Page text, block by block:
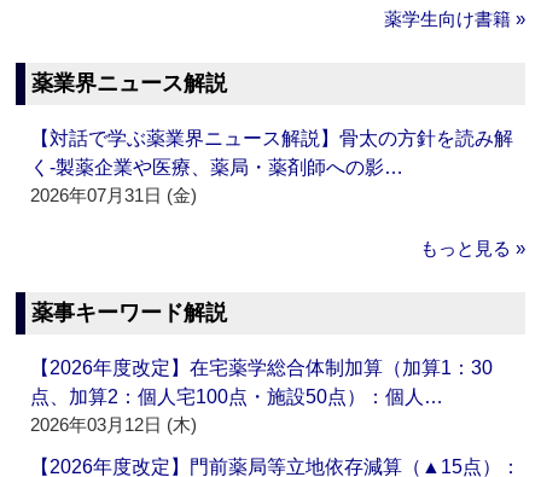
薬学生向け書籍 »
薬業界ニュース解説
【対話で学ぶ薬業界ニュース解説】骨太の方針を読み解
く‐製薬企業や医療、薬局・薬剤師への影…
2026年07月31日 (金)
もっと見る »
薬事キーワード解説
【2026年度改定】在宅薬学総合体制加算（加算1：30
点、加算2：個人宅100点・施設50点）：個人…
2026年03月12日 (木)
【2026年度改定】門前薬局等立地依存減算（▲15点）：